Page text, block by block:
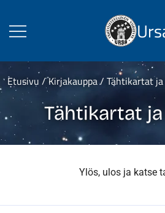
content
Etusivu /Kirjakauppa/ Tähtikartat ja
Tähtikartat
Ylös, ulos ja katse